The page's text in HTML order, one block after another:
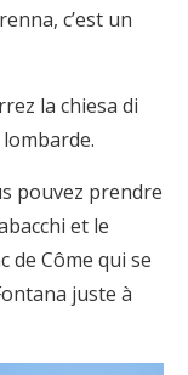
c’est un
la chiesa di
pouvez prendre
et le
de Côme qui se
juste à